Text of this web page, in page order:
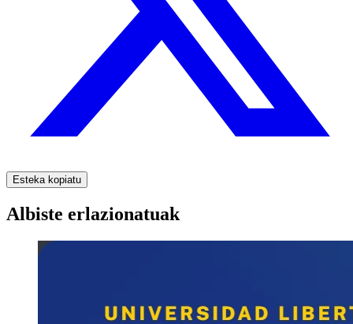
Esteka kopiatu
Albiste erlazionatuak